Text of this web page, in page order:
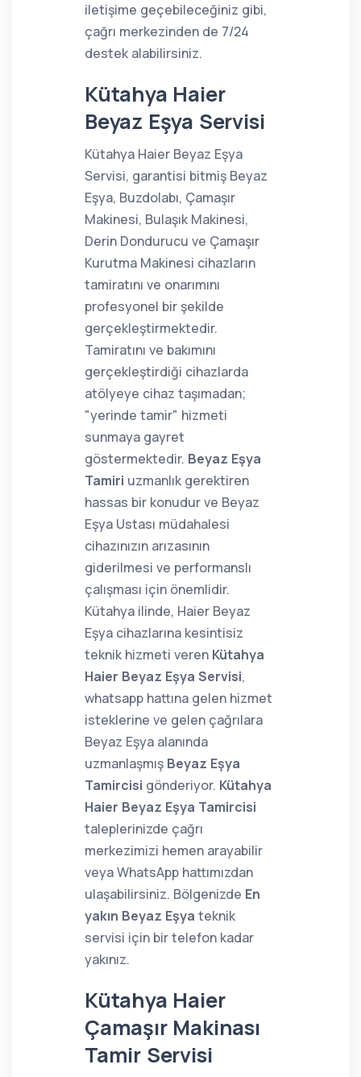
iletişime geçebileceğiniz gibi,
çağrı merkezinden de 7/24
destek alabilirsiniz.
Kütahya Haier
Beyaz Eşya Servisi
Kütahya Haier Beyaz Eşya
Servisi, garantisi bitmiş Beyaz
Eşya, Buzdolabı, Çamaşır
Makinesi, Bulaşık Makinesi,
Derin Dondurucu ve Çamaşır
Kurutma Makinesi cihazların
tamiratını ve onarımını
profesyonel bir şekilde
gerçekleştirmektedir.
Tamiratını ve bakımını
gerçekleştirdiği cihazlarda
atölyeye cihaz taşımadan;
"yerinde tamir" hizmeti
sunmaya gayret
göstermektedir. Beyaz Eşya
Tamiri uzmanlık gerektiren
hassas bir konudur ve Beyaz
Eşya Ustası müdahalesi
cihazınızın arızasının
giderilmesi ve performanslı
çalışması için önemlidir.
Kütahya ilinde, Haier Beyaz
Eşya cihazlarına kesintisiz
teknik hizmeti veren Kütahya
Haier Beyaz Eşya Servisi,
whatsapp hattına gelen hizmet
isteklerine ve gelen çağrılara
Beyaz Eşya alanında
uzmanlaşmış Beyaz Eşya
Tamircisi gönderiyor. Kütahya
Haier Beyaz Eşya Tamircisi
taleplerinizde çağrı
merkezimizi hemen arayabilir
veya WhatsApp hattımızdan
ulaşabilirsiniz. Bölgenizde En
yakın Beyaz Eşya teknik
servisi için bir telefon kadar
yakınız.
Kütahya Haier
Çamaşır Makinası
Tamir Servisi